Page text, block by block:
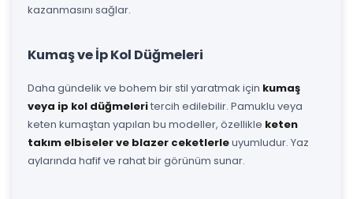
kazanmasını sağlar.
Kumaş ve İp Kol Düğmeleri
Daha gündelik ve bohem bir stil yaratmak için kumaş
veya ip kol düğmeleritercih edilebilir. Pamuklu veya
keten kumaştan yapılan bu modeller, özellikle keten
takım elbiseler ve blazer ceketlerleuyumludur. Yaz
aylarında hafif ve rahat bir görünüm sunar.